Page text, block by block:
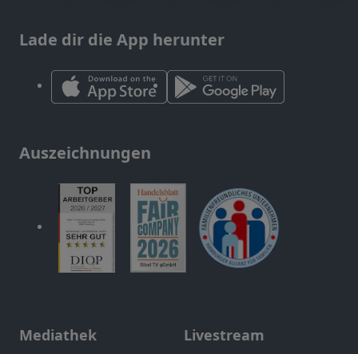
Lade dir die App herunter
Auszeichnungen
Mediathek Livestream